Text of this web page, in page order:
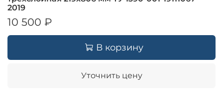
2019
10 500 ₽
В корзину
Уточнить цену